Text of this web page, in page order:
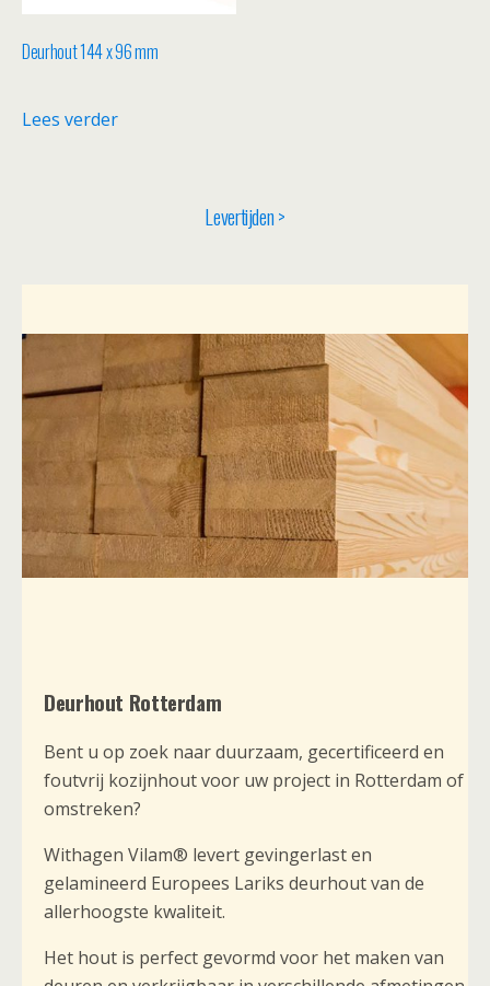
Deurhout 144 x 96 mm
Lees verder
Levertijden >
Deurhout Rotterdam
Bent u op zoek naar duurzaam, gecertificeerd en
foutvrij kozijnhout voor uw project in Rotterdam of
omstreken?
Withagen Vilam® levert gevingerlast en
gelamineerd Europees Lariks deurhout van de
allerhoogste kwaliteit.
Het hout is perfect gevormd voor het maken van